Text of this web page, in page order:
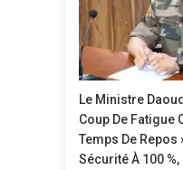
Le Ministre
Coup De Fatigue
Temps De Repos
Sécurité À 100